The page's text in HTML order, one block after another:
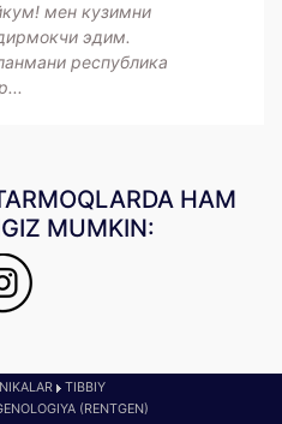
мен кузимни
эдим.
республика
HAM
MUMKIN:
TIBBIY
(RENTGEN)